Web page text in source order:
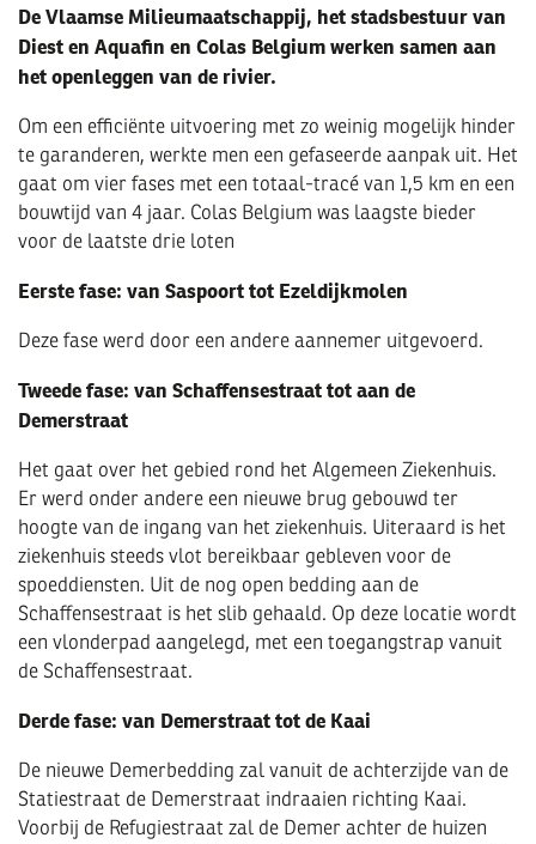
De Vlaamse Milieumaatschappij, het stadsbestuur van
Diest en Aquafin en Colas Belgium werken samen aan
het openleggen van de rivier.
Om een efficiënte uitvoering met zo weinig mogelijk hinder
te garanderen, werkte men een gefaseerde aanpak uit. Het
gaat om vier fases met een totaal-tracé van 1,5 km en een
bouwtijd van 4 jaar. Colas Belgium was laagste bieder
voor de laatste drie loten
Eerste fase: van Saspoort tot Ezeldijkmolen
Deze fase werd door een andere aannemer uitgevoerd.
Tweede fase: van Schaffensestraat tot aan de
Demerstraat
Het gaat over het gebied rond het Algemeen Ziekenhuis.
Er werd onder andere een nieuwe brug gebouwd ter
hoogte van de ingang van het ziekenhuis. Uiteraard is het
ziekenhuis steeds vlot bereikbaar gebleven voor de
spoeddiensten. Uit de nog open bedding aan de
Schaffensestraat is het slib gehaald. Op deze locatie wordt
een vlonderpad aangelegd, met een toegangstrap vanuit
de Schaffensestraat.
Derde fase: van Demerstraat tot de Kaai
De nieuwe Demerbedding zal vanuit de achterzijde van de
Statiestraat de Demerstraat indraaien richting Kaai.
Voorbij de Refugiestraat zal de Demer achter de huizen